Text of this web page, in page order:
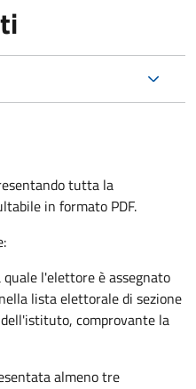
tutta la
in formato PDF.
l'elettore è assegnato
lista elettorale di sezione
comprovante la
almeno tre